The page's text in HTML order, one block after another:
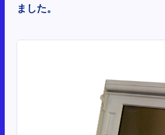
ました。